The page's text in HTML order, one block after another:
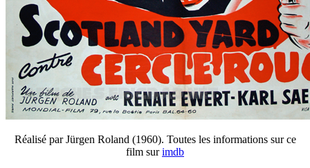
Réalisé par Jürgen Roland (1960). Toutes les informations sur ce
film surimdb